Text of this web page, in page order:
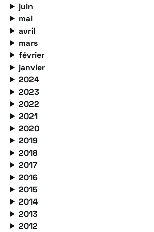
juin
mai
avril
mars
février
janvier
2024
2023
2022
2021
2020
2019
2018
2017
2016
2015
2014
2013
2012